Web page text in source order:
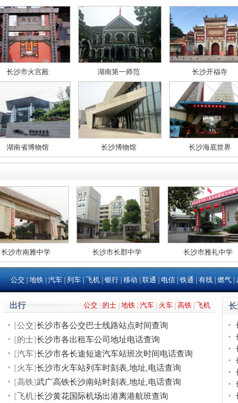
长沙市火宫殿 湖南第一师范 长沙开福寺
湖南省博物馆 长沙博物馆 长沙海底世界
长沙市南雅中学 长沙市长郡中学 长沙市雅礼中学
公交|地铁|汽车|列车|飞机|银行|移动|联通|电信|铁通|有线|燃气|
公交 的士 地铁 汽车 火车 高铁 飞机
出行
[公交]长沙市各公交巴士线路站点时间查询
[的士]长沙市各出租车公司地址电话查询
[汽车]长沙市各长途短途汽车站班次时间电话查询
[火车]长沙市火车站列车时刻表,地址,电话查询
[高铁]武广高铁长沙南站时刻表,地址,电话查询
[ 飞机]长沙黄花国际机场出港离港航班查询